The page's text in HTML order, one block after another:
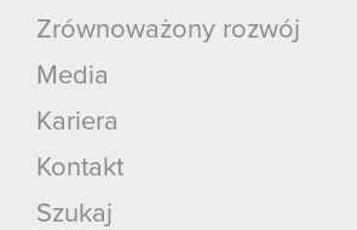
Zrównoważony rozwój
Media
Kariera
Kontakt
Szukaj